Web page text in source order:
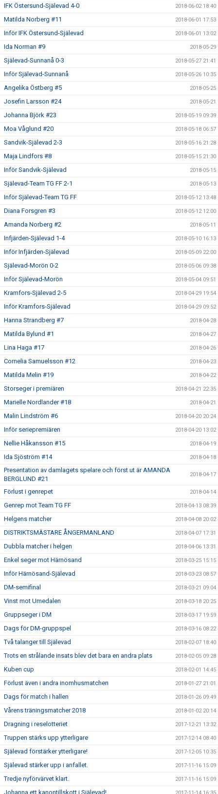
IFK Östersund-Själevad 4-0 2018-06-02 18:40
Matilda Norberg #11 2018-06-01 17:53
Inför IFK Östersund-Själevad 2018-06-01 13:02
Ida Norman #9 2018-05-29
Själevad-Sunnanå 0-3 2018-05-27 21:41
Inför Själevad-Sunnanå 2018-05-26 10:35
Angelika Östberg #5 2018-05-25
Josefin Larsson #24 2018-05-21
Johanna Björk #23 2018-05-19 09:39
Moa Våglund #20 2018-05-18 06:57
Sandvik-Själevad 2-3 2018-05-16 21:28
Maja Lindfors #8 2018-05-15 21:30
Inför Sandvik-Själevad 2018-05-15
Själevad-Team TG FF 2-1 2018-05-13
Inför Själevad-Team TG FF 2018-05-12 13:48
Diana Forsgren #3 2018-05-12 12:00
Amanda Norberg #2 2018-05-11
Infjärden-Själevad 1-4 2018-05-10 16:13
Inför Infjärden-Själevad 2018-05-09 22:00
Själevad-Morön 0-2 2018-05-06 09:38
Inför Själevad-Morön 2018-05-04 09:51
Kramfors-Själevad 2-5 2018-04-29 19:54
Inför Kramfors-Själevad 2018-04-29 09:52
Hanna Strandberg #7 2018-04-28
Matilda Bylund #1 2018-04-27
Lina Haga #17 2018-04-26
Cornelia Samuelsson #12 2018-04-23
Matilda Melin #19 2018-04-22
Storseger i premiären 2018-04-21 22:35
Marielle Nordlander #18 2018-04-21
Malin Lindström #6 2018-04-20 20:24
Inför seriepremiären 2018-04-20 13:02
Nellie Håkansson #15 2018-04-19
Ida Sjöström #14 2018-04-18
Presentation av damlagets spelare och först ut är AMANDA
BERGLUND #21
2018-04-17
Förlust i genrepet 2018-04-14
Genrep mot Team TG FF 2018-04-13 08:39
Helgens matcher 2018-04-08 20:02
DISTRIKTSMÄSTARE ÅNGERMANLAND 2018-04-07 17:31
Dubbla matcher i helgen 2018-04-06 13:31
Enkel seger mot Härnösand 2018-03-25 15:15
Inför Härnösand-Själevad 2018-03-23 08:57
DM-semifinal 2018-03-21 09:04
Vinst mot Umedalen 2018-03-18 20:25
Gruppseger i DM 2018-03-17 19:59
Dags för DM-gruppspel 2018-03-16 08:22
Två talanger till Själevad 2018-02-07 18:40
Trots en strålande insats blev det bara en andra plats 2018-02-05 09:28
Kuben cup 2018-02-01 14:45
Förlust även i andra inomhusmatchen 2018-01-27 21:01
Dags för match i hallen 2018-01-26 09:49
Vårens träningsmatcher 2018 2018-01-02 20:14
Dragning i reselotteriet 2017-12-21 13:32
Truppen stärks upp ytterligare 2017-12-14 08:40
Själevad förstärker ytterligare! 2017-12-05 10:35
Själevad stärker upp i anfallet. 2017-11-16 15:09
Tredje nyförvärvet klart. 2017-11-16 15:09
Johanna ett kanontillskott i Själevad!